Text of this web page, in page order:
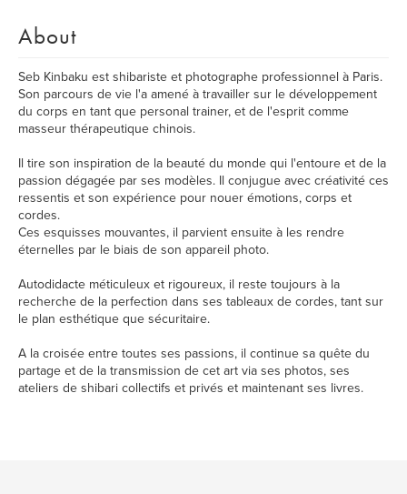
About
Seb Kinbaku est shibariste et photographe professionnel à Paris.
Son parcours de vie l'a amené à travailler sur le développement
du corps en tant que personal trainer, et de l'esprit comme
masseur thérapeutique chinois.
Il tire son inspiration de la beauté du monde qui l'entoure et de la
passion dégagée par ses modèles. Il conjugue avec créativité ces
ressentis et son expérience pour nouer émotions, corps et
cordes.
Ces esquisses mouvantes, il parvient ensuite à les rendre
éternelles par le biais de son appareil photo.
Autodidacte méticuleux et rigoureux, il reste toujours à la
recherche de la perfection dans ses tableaux de cordes, tant sur
le plan esthétique que sécuritaire.
A la croisée entre toutes ses passions, il continue sa quête du
partage et de la transmission de cet art via ses photos, ses
ateliers de shibari collectifs et privés et maintenant ses livres.